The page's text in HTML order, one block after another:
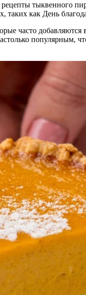
тыквенного
таких как День
часто
популярным,